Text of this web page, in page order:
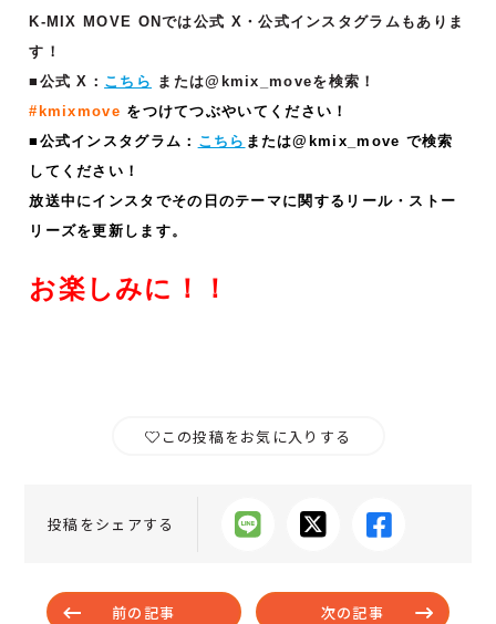
K-MIX MOVE ONでは公式 X・公式インスタグラムもありま
す！
■公式 X： こちら または@kmix_moveを検索！
#kmixmove をつけてつぶやいてください！
■公式インスタグラム： こちら または@kmix_move で検索
してください！
放送中にインスタでその日のテーマに関するリール・ストー
リーズを更新します。
お楽しみに！！
この投稿をお気に入りする
投稿をシェアする
前の記事 次の記事